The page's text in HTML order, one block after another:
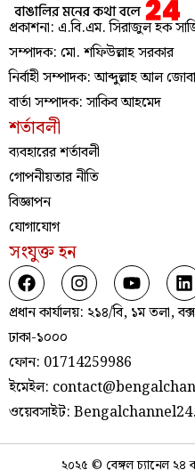
প্রকাশনা: এ.বি.এম. সিরাজুল হক
সম্পাদক: মো. শফিউল্লাহ সরকার
নির্বাহী সম্পাদক: আব্দুল্লাহ আল
বার্তা সম্পাদক: সাকিব আহমেদ
শর্তাবলী
ব্যবহারের শর্তাবলী
গোপনীয়তার নীতি
বিজ্ঞাপন
যোগাযোগ
সংযুক্ত হন
প্রধান কার্যালয়: ২১৪/বি, ১ম তলা,
ঢাকা-১০০০
ফোন: 01714259986
ইমেইল:
ওয়েবসাইট:
২০২৫ © বেঙ্গল চ্যানেল ২৪